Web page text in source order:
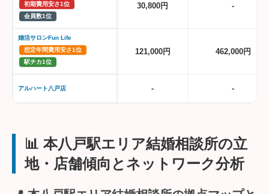
初期費用安さ1位
会員数1位
30,800円 -
婚活サロンFun Life
想定年間費用安さ1位
駅チカ1位
121,000円 462,000円
アルハート八戸店 - -
📊 本八戸駅エリア結婚相談所の立
地・店舗傾向とネットワーク分析